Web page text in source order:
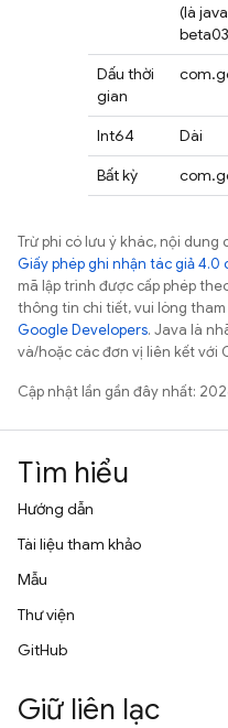
(là
Dấu thời
gian
Int64
Dài
Bất kỳ
Trừ phi có lưu ý khác, nội
Giấy phép ghi nhận tác giả 4.0
mã lập trình được cấp phép
thông tin chi tiết, vui lòng
Google Developers. Java là
và/hoặc các đơn vị liên kết với
Cập nhật lần gần đây nhất:
Tìm hiểu
Hướng dẫn
Tài liệu tham khảo
Mẫu
Thư viện
GitHub
Giữ liên lạc